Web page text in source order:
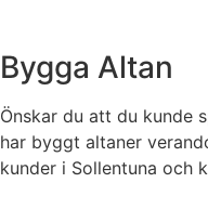
Bygga Altan
Önskar du att du kunde
har byggt altaner
kunder i Sollentuna och